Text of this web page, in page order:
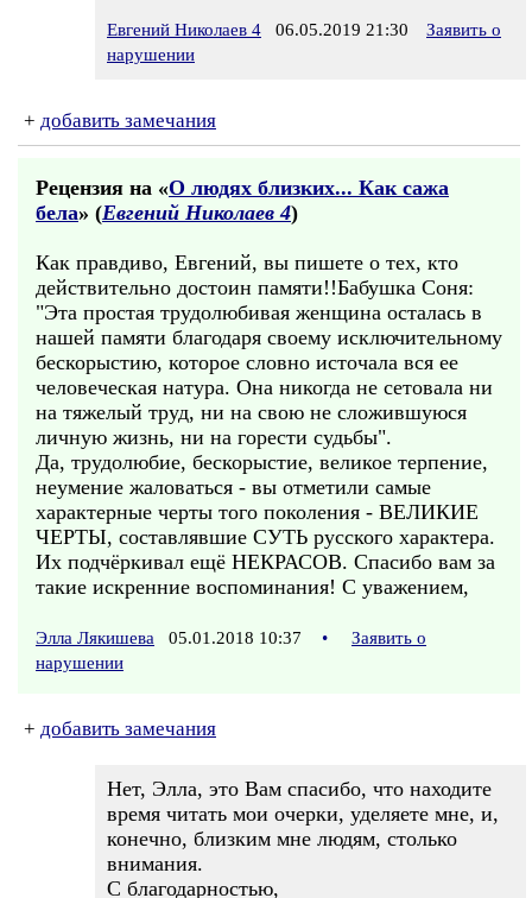
Евгений Николаев 4 06.05.2019 21:30
Заявить о
нарушении
+ добавить замечания
Рецензия на «О людях близких... Как сажа
бела» (Евгений Николаев 4)
Как правдиво, Евгений, вы пишете о тех, кто
действительно достоин памяти!!Бабушка Соня:
"Эта простая трудолюбивая женщина осталась в
нашей памяти благодаря своему исключительному
бескорыстию, которое словно источала вся ее
человеческая натура. Она никогда не сетовала ни
на тяжелый труд, ни на свою не сложившуюся
личную жизнь, ни на горести судьбы".
Да, трудолюбие, бескорыстие, великое терпение,
неумение жаловаться - вы отметили самые
характерные черты того поколения - ВЕЛИКИЕ
ЧЕРТЫ, составлявшие СУТЬ русского характера.
Их подчёркивал ещё НЕКРАСОВ. Спасибо вам за
такие искренние воспоминания! С уважением,
Элла Лякишева 05.01.2018 10:37 •
Заявить о
нарушении
+ добавить замечания
Нет, Элла, это Вам спасибо, что находите
время читать мои очерки, уделяете мне, и,
конечно, близким мне людям, столько
внимания.
С благодарностью,